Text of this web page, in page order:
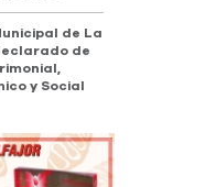
de La
de
y Social